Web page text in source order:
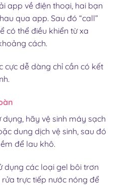
app về điện thoại, hai bạn
qua app. Sau đó “call”
có thể điều khiển từ xa
cách.
cực dễ dàng chỉ cần có kết
dụng, hãy vệ sinh máy sạch
dung dịch vệ sinh, sau đó
để lau khô.
dụng các loại gel bôi trơn
trực tiếp nước nóng để